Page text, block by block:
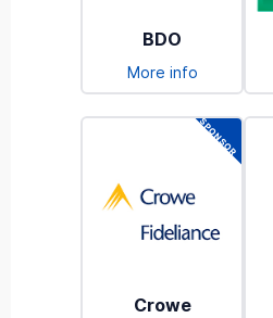
BDO
More info
Crowe